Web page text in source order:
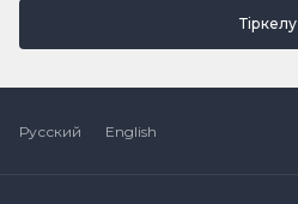
Тіркелу
Русский English